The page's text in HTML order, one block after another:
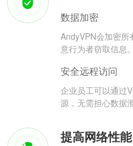
数据加密
AndyVPN会加密所
意行为者窃取信息。
安全远程访问
企业员工可以通过
源，无需担心数据
提高网络性能